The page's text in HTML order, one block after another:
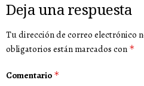
Deja una respuesta
Tu dirección de correo electrónico
obligatorios están marcados con *
Comentario *